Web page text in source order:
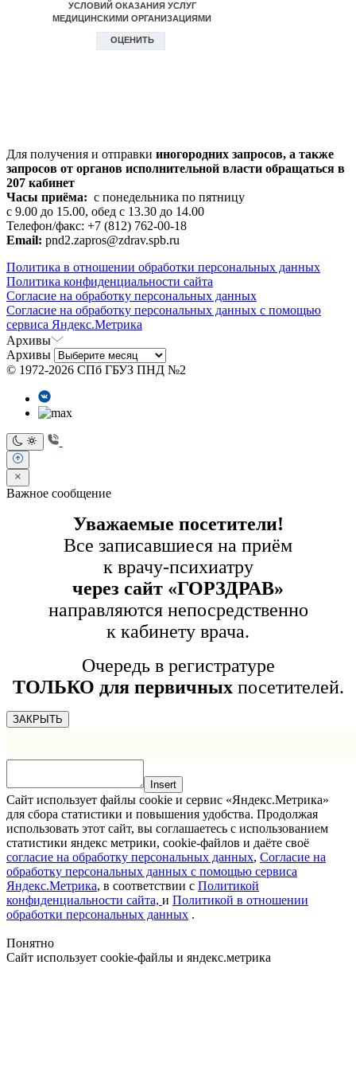
Для получения и отправки иногородних запросов, а также
запросов от органов исполнительной власти обращаться в
207 кабинет
Часы приёма: с понедельника по пятницу
с 9.00 до 15.00, обед с 13.30 до 14.00
Телефон/факс: +7 (812) 762-00-18
Email: pnd2.zapros@zdrav.spb.ru
Политика в отношении обработки персональных данных
Политика конфиденциальности сайта
Согласие на обработку персональных данных
Согласие на обработку персональных данных с помощью
сервиса Яндекс.Метрика
Архивы
Архивы
© 1972-2026 СПб ГБУЗ ПНД №2
Важное сообщение
Уважаемые посетители!
Все записавшиеся на приём
к врачу-психиатру
через сайт «ГОРЗДРАВ»
направляются непосредственно
к кабинету врача.
Очередь в регистратуре
ТОЛЬКО для первичныхпосетителей.
ЗАКРЫТЬ
Insert
Сайт использует файлы cookie и сервис «Яндекс.Метрика»
для сбора статистики и повышения удобства. Продолжая
использовать этот сайт, вы соглашаетесь с использованием
статистики яндекс метрики, cookie-файлов и даёте своё
согласие на обработку персональных данных, Согласие на
обработку персональных данных с помощью сервиса
Яндекс.Метрика, в соответствии с Политикой
конфиденциальности сайта, и Политикой в отношении
обработки персональных данных .
Понятно
Сайт использует cookie-файлы и яндекс.метрика